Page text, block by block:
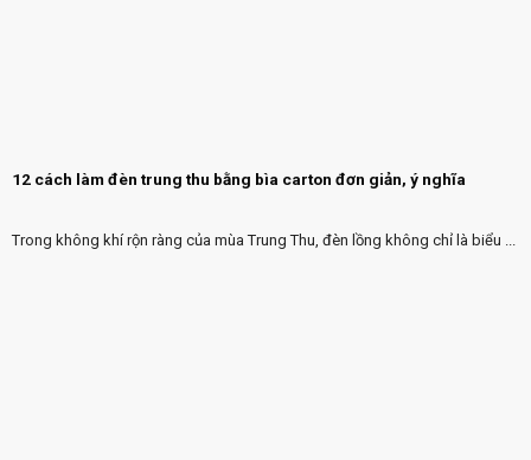
12 cách làm đèn trung thu bằng bìa carton đơn giản, ý nghĩa
Trong không khí rộn ràng của mùa Trung Thu, đèn lồng không chỉ là biểu ...